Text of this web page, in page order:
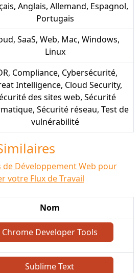
Anglais, Allemand, Espagnol,
Portugais
SaaS, Web, Mac, Windows,
Linux
Compliance, Cybersécurité,
Intelligence, Cloud Security,
des sites web, Sécurité
Sécurité réseau, Test de
vulnérabilité
de Développement Web pour
votre Flux de Travail
Nom
Chrome Developer Tools
Sublime Text